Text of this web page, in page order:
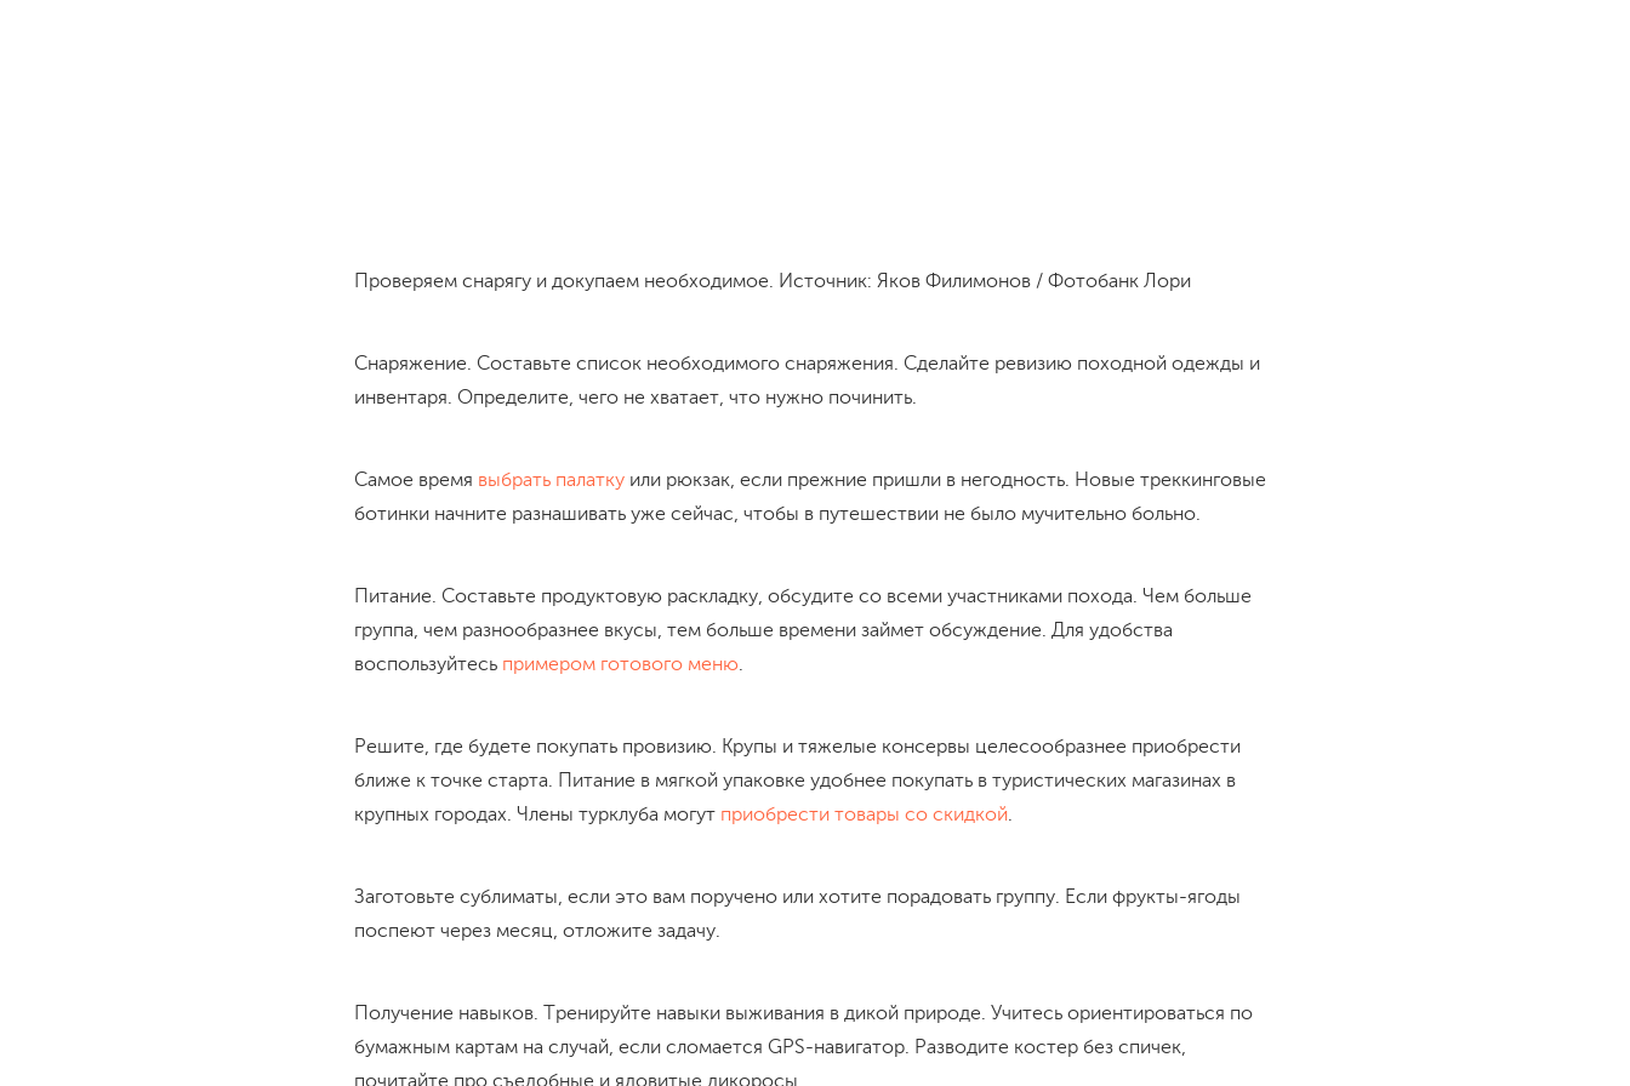
Проверяем снарягу и докупаем необходимое. Источник: Яков Филимонов / Фотобанк Лори
Снаряжение. Составьте список необходимого снаряжения. Сделайте ревизию походной одежды и
инвентаря. Определите, чего не хватает, что нужно починить.
Самое время выбрать палатку или рюкзак, если прежние пришли в негодность. Новые треккинговые
ботинки начните разнашивать уже сейчас, чтобы в путешествии не было мучительно больно.
Питание. Составьте продуктовую раскладку, обсудите со всеми участниками похода. Чем больше
группа, чем разнообразнее вкусы, тем больше времени займет обсуждение. Для удобства
воспользуйтесь примером готового меню.
Решите, где будете покупать провизию. Крупы и тяжелые консервы целесообразнее приобрести
ближе к точке старта. Питание в мягкой упаковке удобнее покупать в туристических магазинах в
крупных городах. Члены турклуба могут приобрести товары со скидкой.
Заготовьте сублиматы, если это вам поручено или хотите порадовать группу. Если фрукты-ягоды
поспеют через месяц, отложите задачу.
Получение навыков. Тренируйте навыки выживания в дикой природе. Учитесь ориентироваться по
бумажным картам на случай, если сломается GPS-навигатор. Разводите костер без спичек,